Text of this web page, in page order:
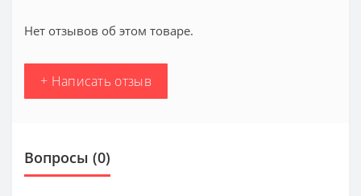
Нет отзывов об этом товаре.
+ Написать отзыв
Вопросы (0)